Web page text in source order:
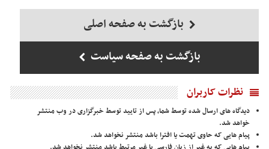
بازگشت به صفحه اصلی
بازگشت به صفحه سیاست
نظرات کاربران
دیدگاه های ارسال شده توسط شما، پس از تایید توسط خبرگزاری در وب منتشر
خواهد شد.
پیام هایی که حاوی تهمت یا افترا باشد منتشر نخواهد شد.